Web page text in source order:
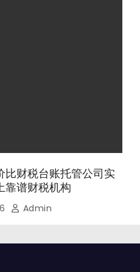
比财税台账托管公司实
靠谱财税机构
Admin